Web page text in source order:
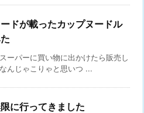
ドが載ったカップヌードル
ーパーに買い物に出かけたら販売し
んじゃこりゃと思いつ ...
に行ってきました